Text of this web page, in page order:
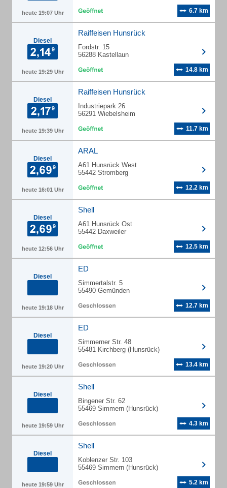
heute 19:07 Uhr 6.7 km
Diesel
heute 19:29 Uhr
Raiffeisen Hunsrück
Fordstr. 15
56288 Kastellaun
14.8 km
Diesel
heute 19:39 Uhr
Raiffeisen Hunsrück
Industriepark 26
56291 Wiebelsheim
11.7 km
Diesel
heute 16:01 Uhr
ARAL
A61 Hunsrück West
55442 Stromberg
12.2 km
Diesel
heute 12:56 Uhr
Shell
A61 Hunsrück Ost
55442 Daxweiler
12.5 km
Diesel
heute 19:18 Uhr
ED
Simmertalstr. 5
55490 Gemünden
12.7 km
Diesel
heute 19:20 Uhr
ED
Simmerner Str. 48
55481 Kirchberg (Hunsrück)
13.4 km
Diesel
heute 19:59 Uhr
Shell
Bingener Str. 62
55469 Simmern (Hunsrück)
4.3 km
Diesel
heute 19:59 Uhr
Shell
Koblenzer Str. 103
55469 Simmern (Hunsrück)
5.2 km